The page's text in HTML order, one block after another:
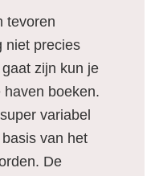
tevoren
niet precies
zijn kun je
boeken.
variabel
van het
De